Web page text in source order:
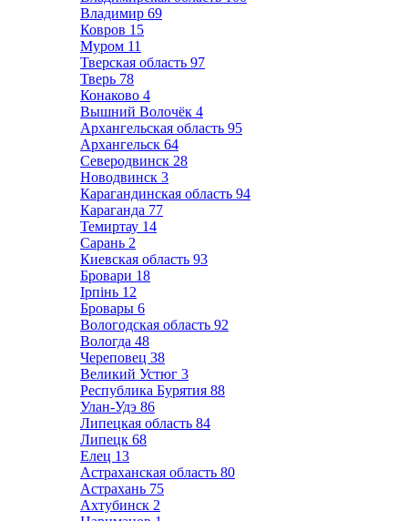
Владимир 69
Ковров 15
Муром 11
Тверская область 97
Тверь 78
Конаково 4
Вышний Волочёк 4
Архангельская область 95
Архангельск 64
Северодвинск 28
Новодвинск 3
Карагандинская область 94
Караганда 77
Темиртау 14
Сарань 2
Киевская область 93
Бровари 18
Ірпінь 12
Бровары 6
Вологодская область 92
Вологда 48
Череповец 38
Великий Устюг 3
Республика Бурятия 88
Улан-Удэ 86
Липецкая область 84
Липецк 68
Елец 13
Астраханская область 80
Астрахань 75
Ахтубинск 2